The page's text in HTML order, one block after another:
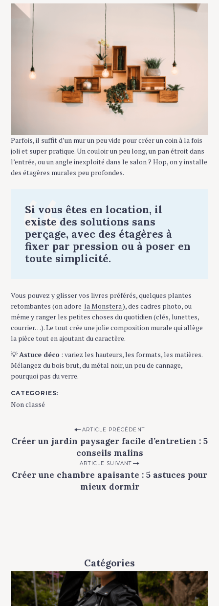
Catégories
Parfois, il suffit d’un mur un peu vide pour créer un coin à la fois
joli et super pratique. Un couloir un peu long, un pan étroit dans
l’entrée, ou un angle inexploité dans le salon ? Hop, on y installe
des étagères murales peu profondes.
Si vous êtes en location, il
existe des solutions sans
perçage, avec des étagères à
fixer par pression ou à poser en
toute simplicité.
Vous pouvez y glisser vos livres préférés, quelques plantes
retombantes (on adore la Monstera), des cadres photo, ou
même y ranger les petites choses du quotidien (clés, lunettes,
courrier…). Le tout crée une jolie composition murale qui allège
la pièce tout en ajoutant du caractère.
💡Astuce déco : variez les hauteurs, les formats, les matières.
Mélangez du bois brut, du métal noir, un peu de cannage,
pourquoi pas du verre.
CATEGORIES
Non classé
o
t
t
i
o
ARTICLE PRÉCÉDENT
Créer un jardin paysager facile d’entretien : 5
conseils malins
ARTICLE SUIVANT
Créer une chambre apaisante : 5 astuces pour
mieux dormir
h